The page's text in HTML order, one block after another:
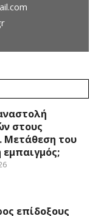
στους
Μετάθεση του
επίδοξους